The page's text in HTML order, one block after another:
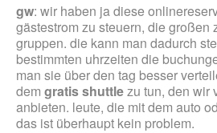
gw: wir haben ja diese
gästestrom zu steuern, die großen
gruppen. die kann man dadurch
bestimmten uhrzeiten die
man sie über den tag besser
dem gratis shuttlezu tun, den wir
anbieten. leute, die mit dem auto
das ist überhaupt kein problem.